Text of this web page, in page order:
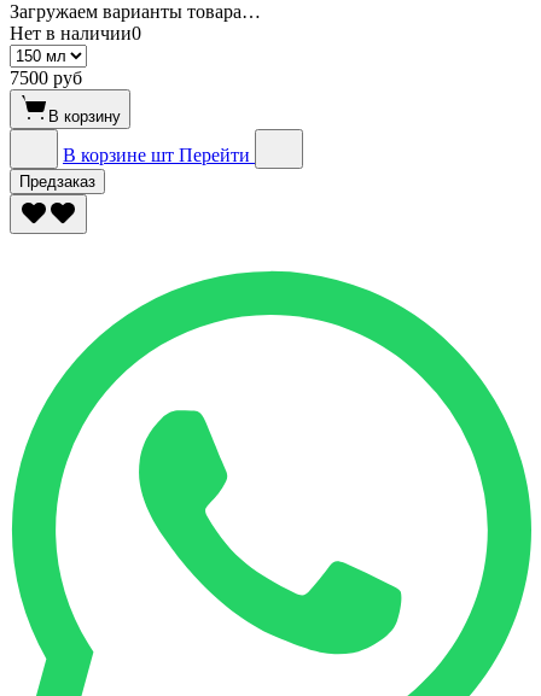
Загружаем варианты товара…
Нет в наличии0
7500 руб
В корзину
В корзине шт Перейти
Предзаказ